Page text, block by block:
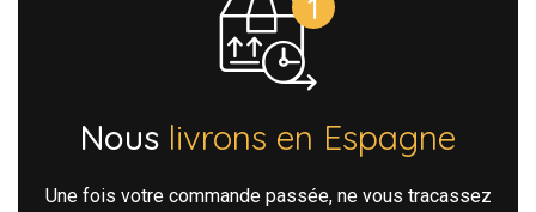
Nous livrons en Espagne
Une fois votre commande passée, ne vous tracassez